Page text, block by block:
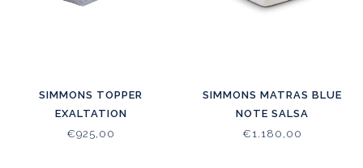
SIMMONS TOPPER
EXALTATION
€925,00
SIMMONS MATRAS BLUE
NOTE SALSA
€1.180,00